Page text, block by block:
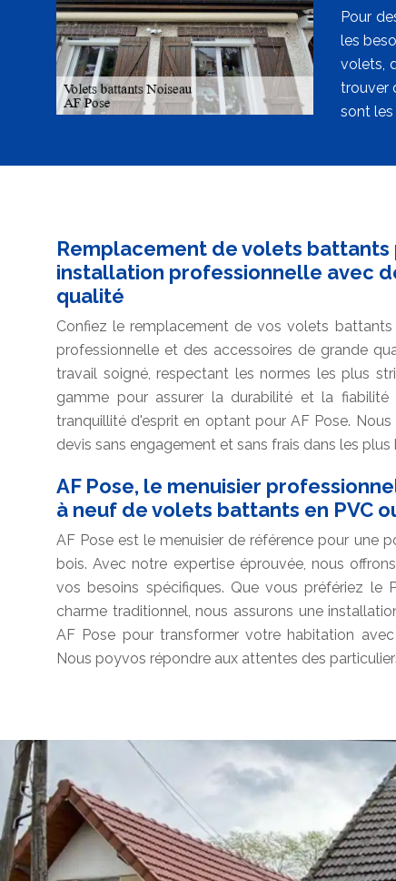
Pour
les
volets,
trouver
sont
Remplacement de volets battants
installation professionnelle avec
qualité
Confiez le remplacement de vos volets
professionnelle et des accessoires de grande
travail soigné, respectant les normes les plus
gamme pour assurer la durabilité et la
tranquillité d'esprit en optant pour AF Pose.
devis sans engagement et sans frais dans les plus
AF Pose, le menuisier
à neuf de volets battants en PVC
AF Pose est le menuisier de référence pour une
bois. Avec notre expertise éprouvée, nous
vos besoins spécifiques. Que vous préfériez
charme traditionnel, nous assurons une
AF Pose pour transformer votre habitation
Nous poyvos répondre aux attentes des